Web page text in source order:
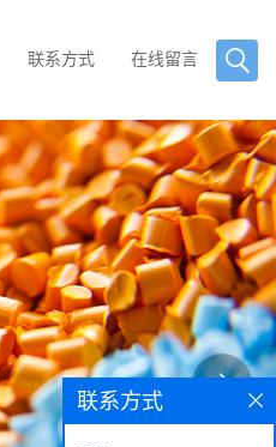
联系方式 在线留言
联系方式